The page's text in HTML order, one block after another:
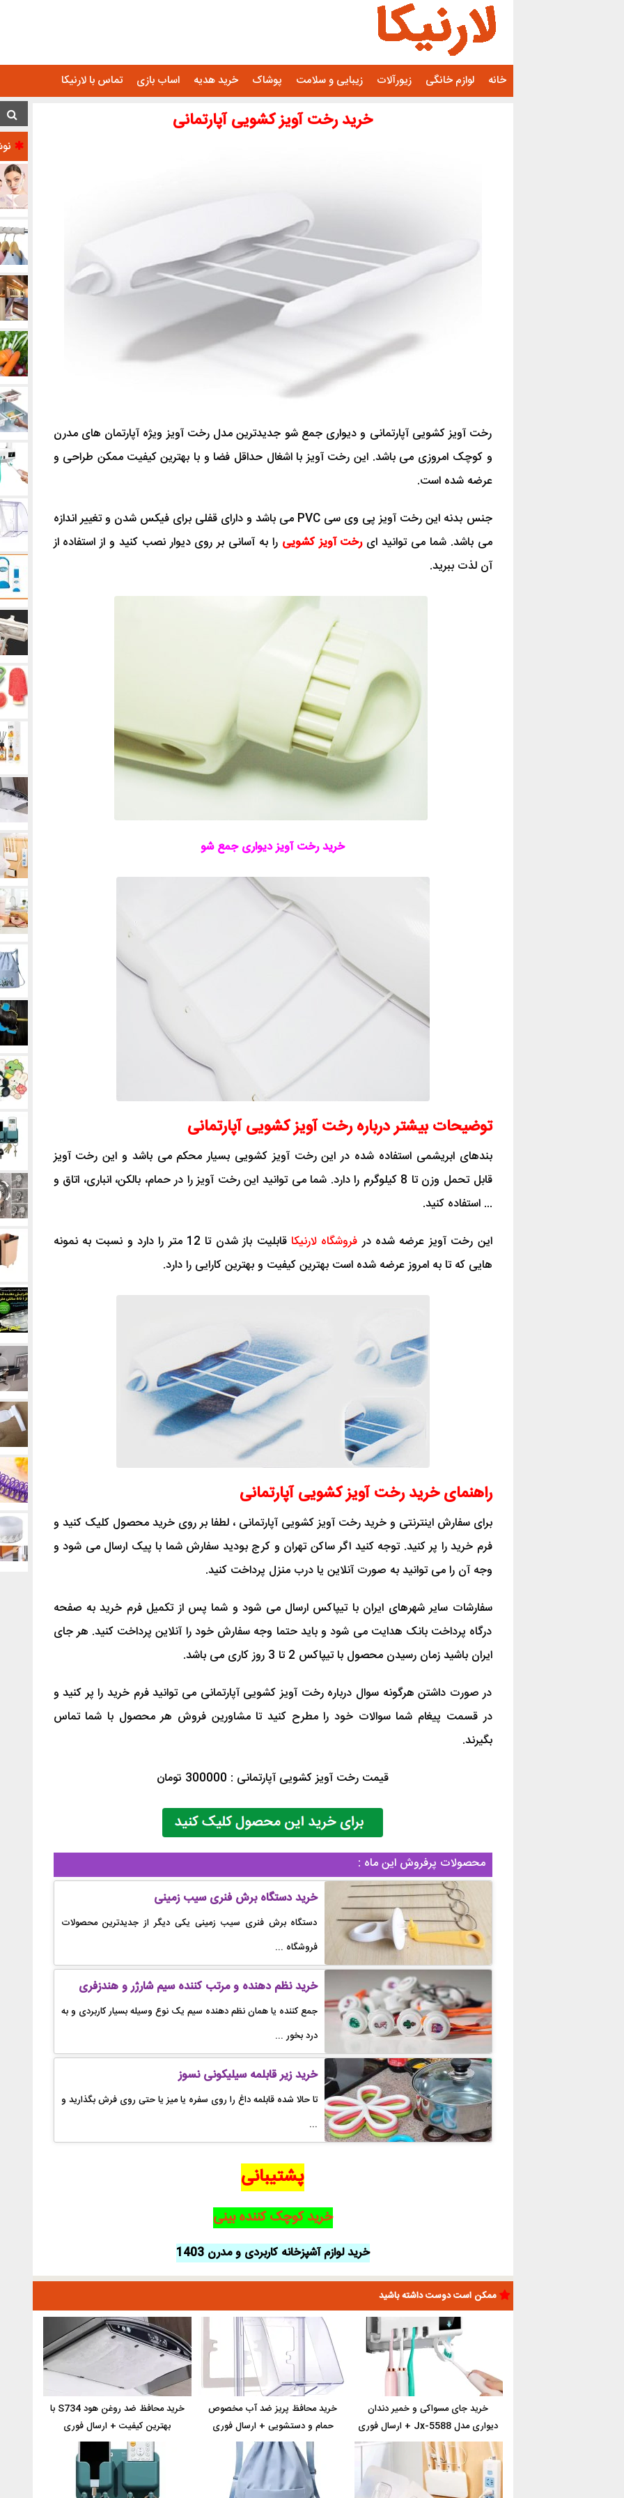
رفتن
خانه لوازم خانگی زیورآلات زیبایی و سلامت پوشاک خرید هدیه اساب بازی تماس با لارنیکا
خرید رخت آویز کشویی آپارتمانی
رخت آویز کشویی آپارتمانی و دیواری جمع شو جدیدترین مدل رخت آویز ویژه آپارتمان های مدرن
و کوچک امروزی می باشد. این رخت آویز با اشغال حداقل فضا و با بهترین کیفیت ممکن طراحی و
عرضه شده است.
جنس بدنه این رخت آویز پی وی سی PVC می باشد و دارای قفلی برای فیکس شدن و تغییر اندازه
می باشد. شما می توانید ایرخت آویز کشویی را به آسانی بر روی دیوار نصب کنید و از استفاده از
آن لذت ببرید.
خرید رخت آویز دیواری جمع شو
توضیحات بیشتر درباره رخت آویز کشویی آپارتمانی
بندهای ابریشمی استفاده شده در این رخت آویز کشویی بسیار محکم می باشد و این رخت آویز
قابل تحمل وزن تا 8 کیلوگرم را دارد. شما می توانید این رخت آویز را در حمام، بالکن، انباری، اتاق و
... استفاده کنید.
این رخت آویز عرضه شده در فروشگاه لارنیکا
قابلیت باز شدن تا 12 متر را دارد و نسبت به نمونه
هایی که تا به امروز عرضه شده است بهترین کیفیت و بهترین کارایی را دارد.
راهنمای خرید رخت آویز کشویی آپارتمانی
برای سفارش اینترنتی و خرید رخت آویز کشویی آپارتمانی ، لطفا بر روی خرید محصول کلیک کنید و
فرم خرید را پر کنید. توجه کنید اگر ساکن تهران و کرج بودید سفارش شما با پیک ارسال می شود و
وجه آن را می توانید به صورت آنلاین یا درب منزل پرداخت کنید.
سفارشات سایر شهرهای ایران با تیپاکس ارسال می شود و شما پس از تکمیل فرم خرید به صفحه
درگاه پرداخت بانک هدایت می شود و باید حتما وجه سفارش خود را آنلاین پرداخت کنید. هر جای
ایران باشید زمان رسیدن محصول با تیپاکس 2 تا 3 روز کاری می باشد.
در صورت داشتن هرگونه سوال درباره رخت آویز کشویی آپارتمانی می توانید فرم خرید را پر کنید و
در قسمت پیغام شما سوالات خود را مطرح کنید تا مشاورین فروش هر محصول با شما تماس
بگیرند.
قیمت رخت آویز کشویی آپارتمانی : 300000 تومان
محصولات پرفروش این ماه :
خرید دستگاه برش فنری سیب زمینی
دستگاه برش فنری سیب زمینی یکی دیگر از جدیدترین محصولات
فروشگاه ...
خرید نظم دهنده و مرتب کننده سیم شارژر و هندزفری
جمع کننده یا همان نظم دهنده سیم یک نوع وسیله بسیار کاربردی و به
درد بخور ...
خرید زیر قابلمه سیلیکونی نسوز
تا حالا شده قابلمه داغ را روی سفره یا میز یا حتی روی فرش بگذارید و
...
پشتیبانی
خرید کوچک کننده بینی
خرید لوازم آشپزخانه کاربردی و مدرن 1403
ممکن است دوست داشته باشید
خرید جای مسواکی و خمیر دندان
دیواری مدل Jx-5588 + ارسال فوری
خرید محافظ پریز ضد آب مخصوص
حمام و دستشویی + ارسال فوری
خرید محافظ ضد روغن هود S734 با
بهترین کیفیت + ارسال فوری